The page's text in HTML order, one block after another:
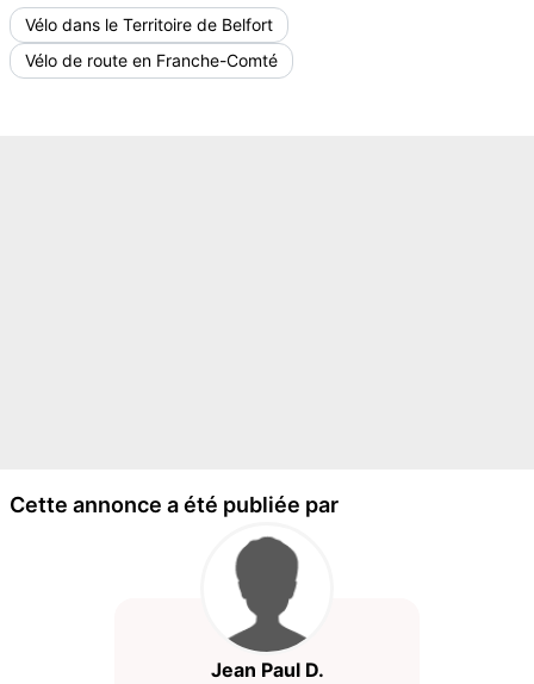
Vélo dans le Territoire de Belfort
Vélo de route en Franche-Comté
Cette annonce a été publiée par
Jean Paul D.